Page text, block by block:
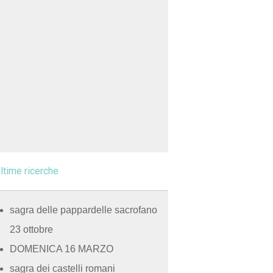
ricerche
sagra delle pappardelle sacrofano
23 ottobre
DOMENICA 16 MARZO
sagra dei castelli romani